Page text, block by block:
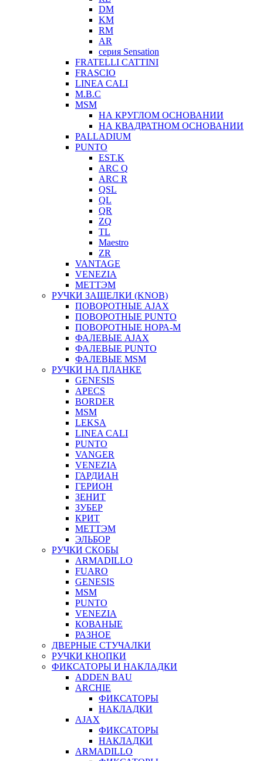
DM
KM
RM
AR
серия Sensation
FRATELLI CATTINI
FRASCIO
LINEA CALI
M.B.C
MSM
НА КРУГЛОМ ОСНОВАНИИ
НА КВАДРАТНОМ ОСНОВАНИИ
PALLADIUM
PUNTO
EST.K
ARC Q
ARC R
QSL
QL
QR
ZQ
TL
Maestro
ZR
VANTAGE
VENEZIA
МЕТТЭМ
РУЧКИ ЗАЩЕЛКИ (KNOB)
ПОВОРОТНЫЕ AJAX
ПОВОРОТНЫЕ PUNTO
ПОВОРОТНЫЕ НОРА-М
ФАЛЕВЫЕ AJAX
ФАЛЕВЫЕ PUNTO
ФАЛЕВЫЕ MSM
РУЧКИ НА ПЛАНКЕ
GENESIS
APECS
BORDER
MSM
LEKSA
LINEA CALI
PUNTO
VANGER
VENEZIA
ГАРДИАН
ГЕРИОН
ЗЕНИТ
ЗУБЕР
КРИТ
МЕТТЭМ
ЭЛЬБОР
РУЧКИ СКОБЫ
ARMADILLO
FUARO
GENESIS
MSM
PUNTO
VENEZIA
КОВАНЫЕ
РАЗНОЕ
ДВЕРНЫЕ СТУЧАЛКИ
РУЧКИ КНОПКИ
ФИКСАТОРЫ И НАКЛАДКИ
ADDEN BAU
ARCHIE
ФИКСАТОРЫ
НАКЛАДКИ
AJAX
ФИКСАТОРЫ
НАКЛАДКИ
ARMADILLO